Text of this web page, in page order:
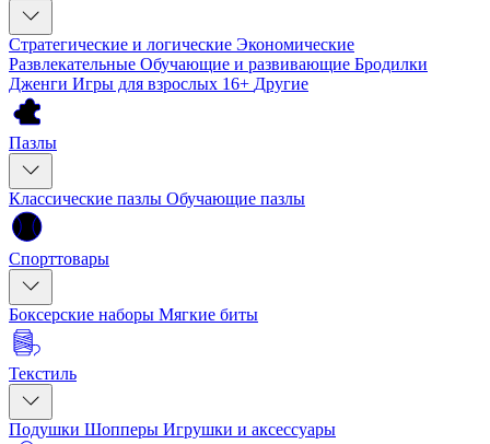
Стратегические и логические Экономические
Развлекательные Обучающие и развивающие Бродилки
Дженги Игры для взрослых 16+ Другие
Пазлы
Классические пазлы Обучающие пазлы
Спорттовары
Боксерские наборы Мягкие биты
Текстиль
Подушки Шопперы Игрушки и аксессуары